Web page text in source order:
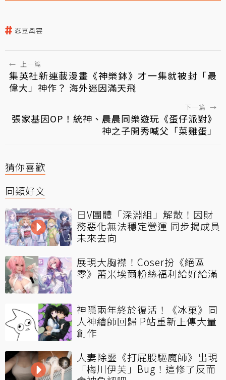
忍豆風雲
← 上一篇
集英社新連載漫畫《神樂鉢》才一集就被封「最
偉大」神作？ 海外迷因滿天飛
下一篇 →
張家基因OP！統神、晨晨同樂遊玩《蛋仔派對》
神之子開秀喊父「菜雞蛋」
猜你喜歡
同類好文
日V團體「深淵組」解散！因財
務惡化無法穩定營運 同步揭成員
未來去向
展現大胸襟！Coser扮《絕區
零》蕾米埃爾粉絲福利給好給滿
神隱兩年終於復活！《冰菓》同
人神繪師回歸 P站重新上傳大量
創作
人妻除靈《打屁股驅魔師》出現
「梅川伊芙」Bug！這修了反而